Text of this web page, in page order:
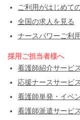
ご利用がはじめて
全国の求人を見る
ナースパワーご利
採用ご担当者様へ
看護師紹介サービス
応援ナースサービス
看護師単発・イベ
看護師派遣サービス